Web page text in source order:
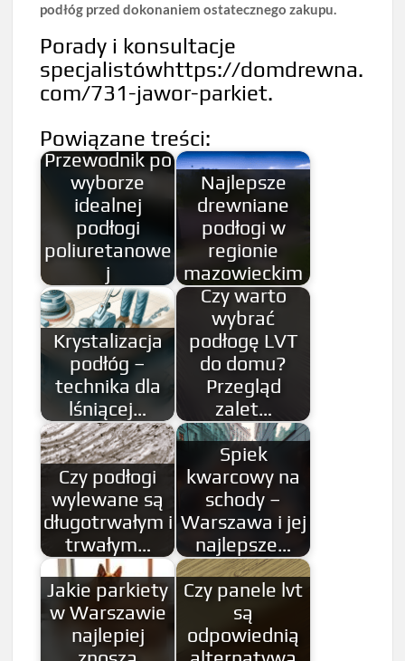
podłóg przed dokonaniem ostatecznego zakupu.
Porady i konsultacje
specjalistówhttps://domdrewna.
com/731-jawor-parkiet.
Powiązane treści:
Przewodnik po
wyborze
idealnej
podłogi
poliuretanowe
j
Najlepsze
drewniane
podłogi w
regionie
mazowieckim
Krystalizacja
podłóg –
technika dla
lśniącej…
Czy warto
wybrać
podłogę LVT
do domu?
Przegląd
zalet…
Czy podłogi
wylewane są
długotrwałym i
trwałym…
Spiek
kwarcowy na
schody –
Warszawa i jej
najlepsze…
Jakie parkiety
w Warszawie
najlepiej
Czy panele lvt
są
odpowiednią